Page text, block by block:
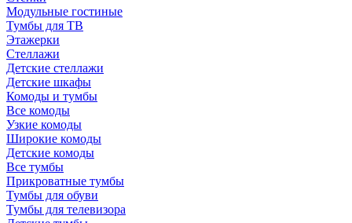
Модульные гостиные
Тумбы для ТВ
Этажерки
Стеллажи
Детские стеллажи
Детские шкафы
Комоды и тумбы
Все комоды
Узкие комоды
Широкие комоды
Детские комоды
Все тумбы
Прикроватные тумбы
Тумбы для обуви
Тумбы для телевизора